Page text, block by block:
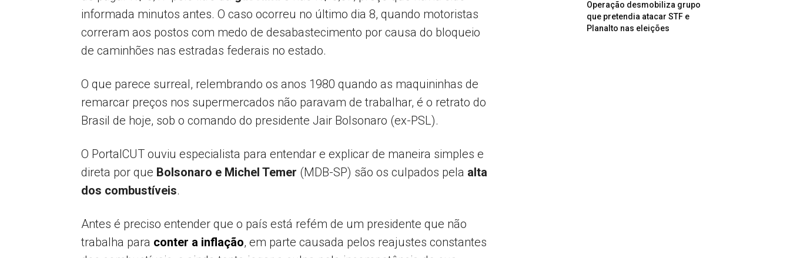
informada minutos antes. O caso ocorreu no último dia 8, quando motoristas
correram aos postos com medo de desabastecimento por causa do bloqueio
de caminhões nas estradas federais no estado.
O que parece surreal, relembrando os anos 1980 quando as maquininhas de
remarcar preços nos supermercados não paravam de trabalhar, é o retrato do
Brasil de hoje, sob o comando do presidente Jair Bolsonaro (ex-PSL).
O PortalCUT ouviu especialista para entendar e explicar de maneira simples e
direta por que Bolsonaro e Michel Temer (MDB-SP) são os culpados pela alta
dos combustíveis.
Antes é preciso entender que o país está refém de um presidente que não
trabalha para conter a inflação, em parte causada pelos reajustes constantes
Operação desmobiliza grupo
que pretendia atacar STF e
Planalto nas eleições